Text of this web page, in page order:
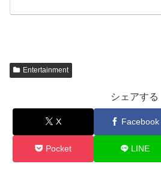
Entertainment
シェアする
X Facebook
Pocket LINE